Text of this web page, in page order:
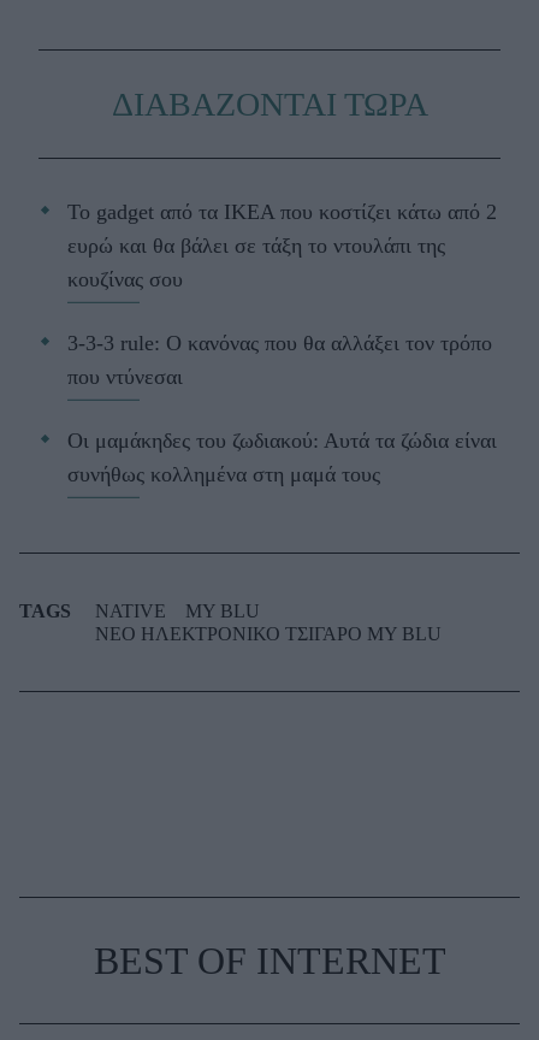
ΔΙΑΒΑΖΟΝΤΑΙ ΤΩΡΑ
Το gadget από τα IKEA που κοστίζει κάτω από 2
ευρώ και θα βάλει σε τάξη το ντουλάπι της
κουζίνας σου
3-3-3 rule: Ο κανόνας που θα αλλάξει τον τρόπο
που ντύνεσαι
Οι μαμάκηδες του ζωδιακού: Αυτά τα ζώδια είναι
συνήθως κολλημένα στη μαμά τους
TAGS NATIVE
MY BLU
ΝΕΟ ΗΛΕΚΤΡΟΝΙΚΟ ΤΣΙΓΑΡΟ MY BLU
BEST OF INTERNET